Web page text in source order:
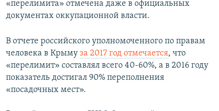
«перелимита» отмечена даже в официальных
документах оккупационной власти.
В отчете российского уполномоченного по правам
человека в Крыму за 2017 год отмечается, что
«перелимит» составлял всего 40-60%, а в 2016 году
показатель достигал 90% переполнения
«посадочных мест».